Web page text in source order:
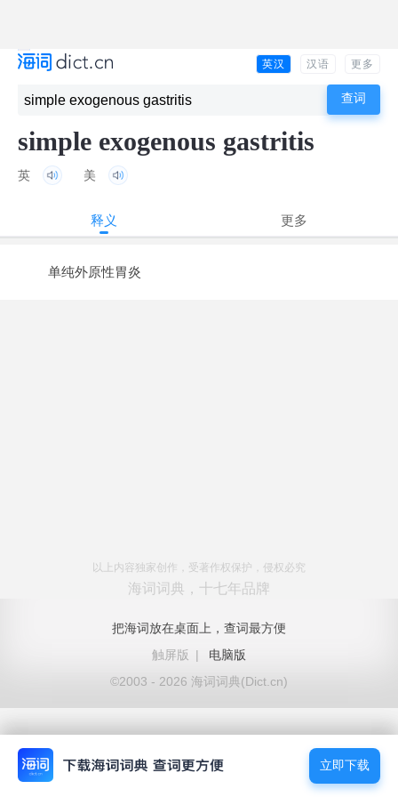
英汉 汉语 更多
simple exogenous gastritis
英 美
释义 更多
单纯外原性胃炎
以上内容独家创作，受著作权保护，侵权必究
海词词典，十七年品牌
把海词放在桌面上，查词最方便
触屏版
|
电脑版
©2003 - 2026 海词词典(Dict.cn)
立即下载
立即下载